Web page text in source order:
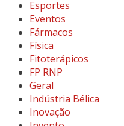
Esportes
Eventos
Fármacos
Física
Fitoterápicos
FP RNP
Geral
Indústria Bélica
Inovação